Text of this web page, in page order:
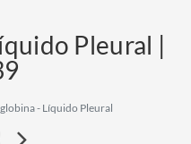
Pleural |
- Líquido Pleural